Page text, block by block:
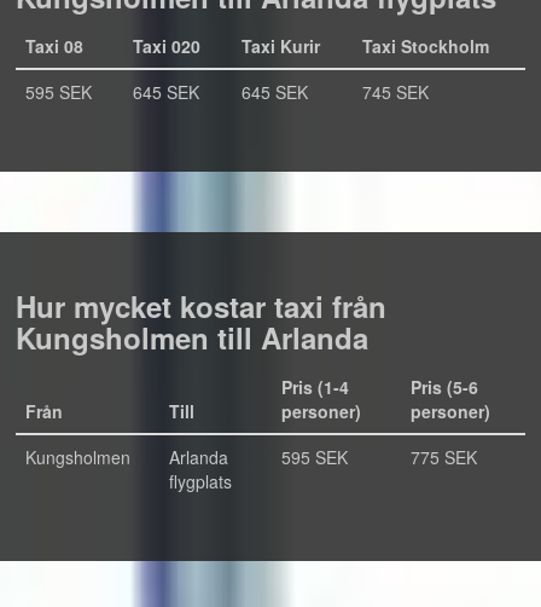
Taxi 08 Taxi 020 Taxi Kurir
Taxi Stockholm
595 SEK
645 SEK 645 SEK 745 SEK
Hur mycket kostar taxi från
Kungsholmen till Arlanda
Från Till
Pris (1-4
personer)
Pris (5-6
personer)
Kungsholmen
Arlanda
flygplats
595 SEK 775 SEK